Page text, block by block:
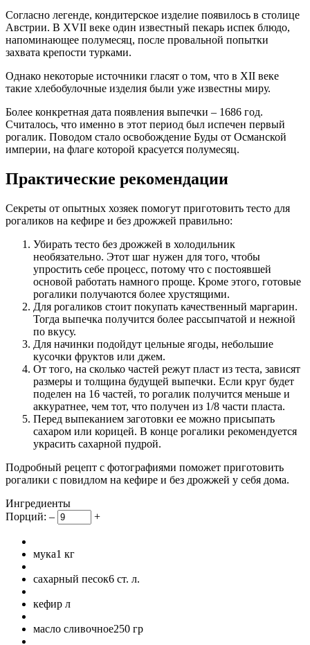
Согласно легенде, кондитерское изделие появилось в столице
Австрии. В XVII веке один известный пекарь испек блюдо,
напоминающее полумесяц, после провальной попытки
захвата крепости турками.
Однако некоторые источники гласят о том, что в XII веке
такие хлебобулочные изделия были уже известны миру.
Более конкретная дата появления выпечки – 1686 год.
Считалось, что именно в этот период был испечен первый
рогалик. Поводом стало освобождение Буды от Османской
империи, на флаге которой красуется полумесяц.
Практические рекомендации
Секреты от опытных хозяек помогут приготовить тесто для
рогаликов на кефире и без дрожжей правильно:
Убирать тесто без дрожжей в холодильник
необязательно. Этот шаг нужен для того, чтобы
упростить себе процесс, потому что с постоявшей
основой работать намного проще. Кроме этого, готовые
рогалики получаются более хрустящими.
Для рогаликов стоит покупать качественный маргарин.
Тогда выпечка получится более рассыпчатой и нежной
по вкусу.
Для начинки подойдут цельные ягоды, небольшие
кусочки фруктов или джем.
От того, на сколько частей режут пласт из теста, зависят
размеры и толщина будущей выпечки. Если круг будет
поделен на 16 частей, то рогалик получится меньше и
аккуратнее, чем тот, что получен из 1/8 части пласта.
Перед выпеканием заготовки ее можно присыпать
сахаром или корицей. В конце рогалики рекомендуется
украсить сахарной пудрой.
Подробный рецепт с фотографиями поможет приготовить
рогалики с повидлом на кефире и без дрожжей у себя дома.
Ингредиенты
Порций: – +
мука1 кг
сахарный песок6 ст. л.
кефир л
масло сливочное250 гр